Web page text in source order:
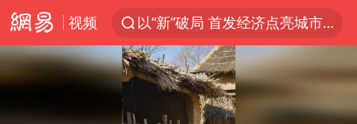
视频
以“新”破局 首发经济点亮城市消费活力
U17国足三战全胜
47岁妈妈突然产女 26岁女儿：很震惊
男子结婚8年发现3个女儿均非亲生